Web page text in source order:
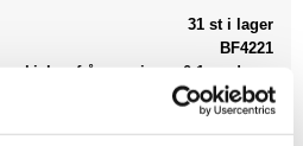
31 st i lager
BF4221
skickas från oss inom 0-1 vardagar